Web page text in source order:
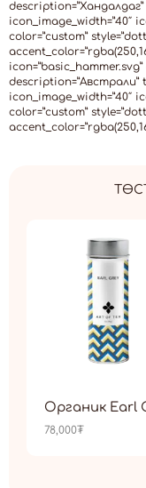
icon_image_width=”40″
color=”custom”
description=”Австрали”
icon_image_width=”40″
color=”custom”
Органик Earl
78,000₮